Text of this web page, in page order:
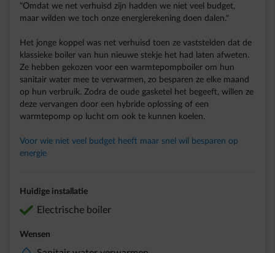
"Omdat we net verhuisd zijn hadden we niet veel budget,
maar wilden we toch onze energierekening doen dalen."
Het jonge koppel was net verhuisd toen ze vaststelden dat de
klassieke boiler van hun nieuwe stekje het had laten afweten.
Ze hebben gekozen voor een warmtepompboiler om hun
sanitair water mee te verwarmen, zo besparen ze elke maand
op hun verbruik. Zodra de oude gasketel het begeeft, willen ze
deze vervangen door een hybride oplossing of een
warmtepomp op lucht om ook te kunnen koelen.
Voor wie niet veel budget heeft maar snel wil besparen op
energie
Huidige installatie
correct Electrische boiler
Wensen